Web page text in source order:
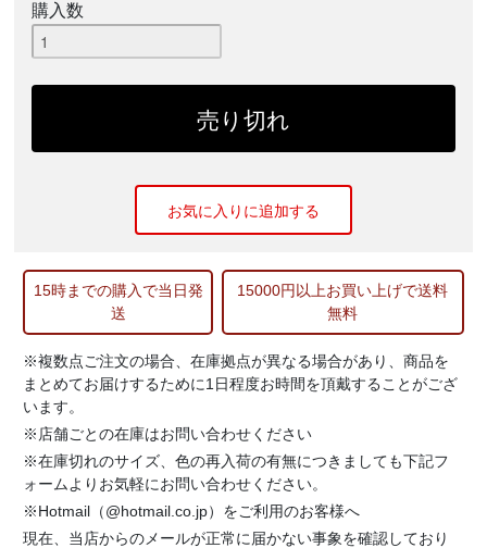
購入数
お気に入りに追加する
15時までの購入で当日発
送
15000円以上お買い上げで送料
無料
※複数点ご注文の場合、在庫拠点が異なる場合があり、商品を
まとめてお届けするために1日程度お時間を頂戴することがござ
います。
※店舗ごとの在庫はお問い合わせください
※在庫切れのサイズ、色の再入荷の有無につきましても下記フ
ォームよりお気軽にお問い合わせください。
※Hotmail（@hotmail.co.jp）をご利用のお客様へ
現在、当店からのメールが正常に届かない事象を確認しており